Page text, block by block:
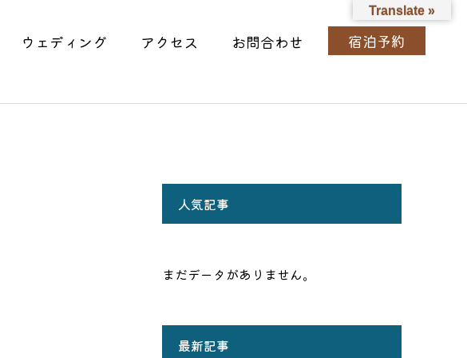
ウェディング アクセス お問合わせ 宿泊予約
人気記事
まだデータがありません。
最新記事
Translate »